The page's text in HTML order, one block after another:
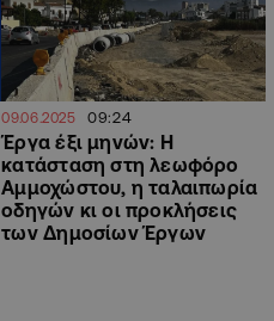
09.06.2025 09:24
Έργα έξι μηνών: Η
κατάσταση στη λεωφόρο
Αμμοχώστου, η ταλαιπωρία
οδηγών κι οι προκλήσεις
των Δημοσίων Έργων